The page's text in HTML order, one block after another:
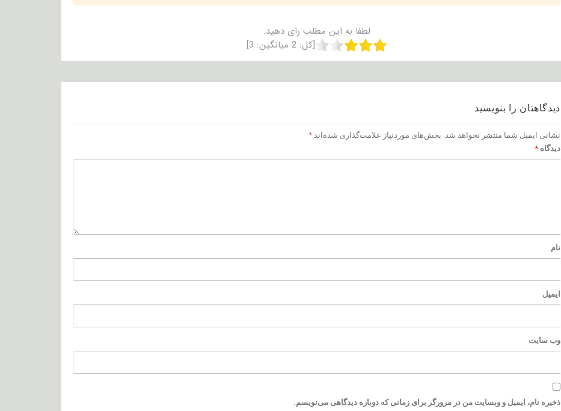
لطفا به این مطلب رای دهید.
[کل: 2 میانگین: 3
]
دیدگاهتان را بنویسید
نشانی ایمیل شما منتشر نخواهد شد. بخش‌های موردنیاز علامت‌گذاری شده‌اند *
دیدگاه *
نام
ایمیل
وب‌ سایت
ذخیره نام، ایمیل و وبسایت من در مرورگر برای زمانی که دوباره دیدگاهی می‌نویسم.